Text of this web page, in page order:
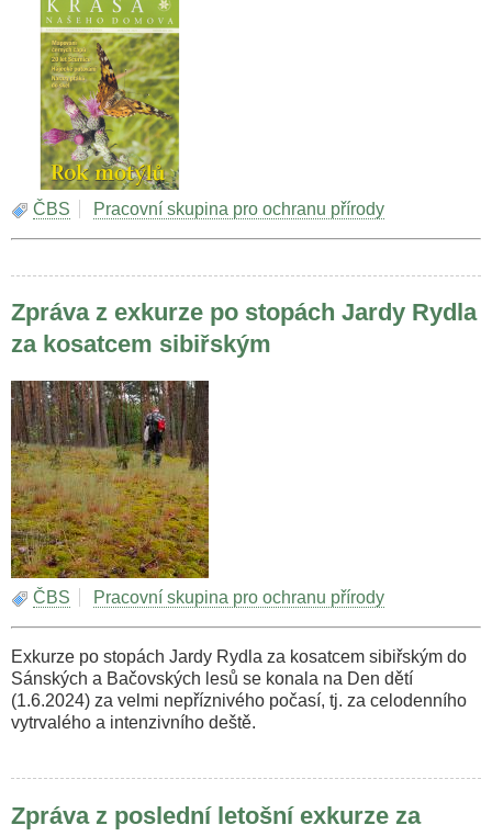
ČBS Pracovní skupina pro ochranu přírody
Zpráva z exkurze po stopách Jardy Rydla
za kosatcem sibiřským
ČBS Pracovní skupina pro ochranu přírody
Exkurze po stopách Jardy Rydla za kosatcem sibiřským do
Sánských a Bačovských lesů se konala na Den dětí
(1.6.2024) za velmi nepříznivého počasí, tj. za celodenního
vytrvalého a intenzivního deště.
Zpráva z poslední letošní exkurze za